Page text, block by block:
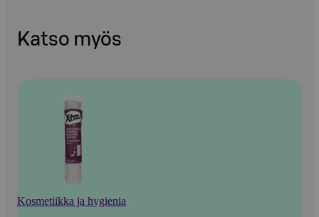
Katso myös
Kosmetiikka ja hygienia